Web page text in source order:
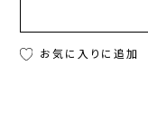
お気に入りに追加